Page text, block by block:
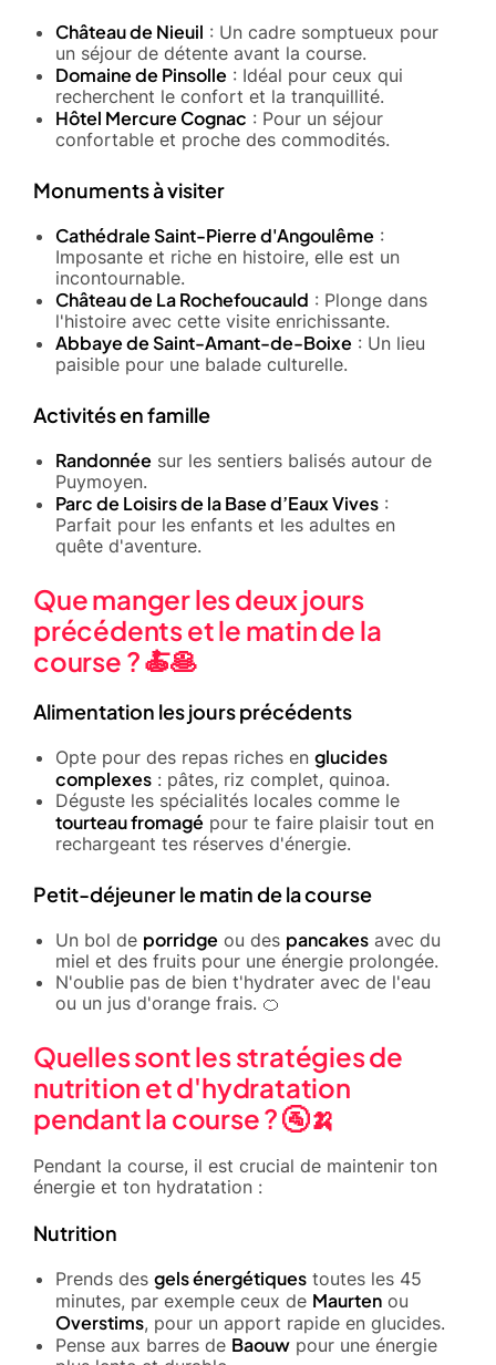
Château de Nieuil : Un cadre somptueux pour
un séjour de détente avant la course.
Domaine de Pinsolle : Idéal pour ceux qui
recherchent le confort et la tranquillité.
Hôtel Mercure Cognac : Pour un séjour
confortable et proche des commodités.
Monuments à visiter
Cathédrale Saint-Pierre d'Angoulême :
Imposante et riche en histoire, elle est un
incontournable.
Château de La Rochefoucauld : Plonge dans
l'histoire avec cette visite enrichissante.
Abbaye de Saint-Amant-de-Boixe : Un lieu
paisible pour une balade culturelle.
Activités en famille
Randonnée sur les sentiers balisés autour de
Puymoyen.
Parc de Loisirs de la Base d’Eaux Vives :
Parfait pour les enfants et les adultes en
quête d'aventure.
Que manger les deux jours
précédents et le matin de la
course ? 🍝🥞
Alimentation les jours précédents
Opte pour des repas riches en glucides
complexes : pâtes, riz complet, quinoa.
Déguste les spécialités locales comme le
tourteau fromagé pour te faire plaisir tout en
rechargeant tes réserves d'énergie.
Petit-déjeuner le matin de la course
Un bol de porridge ou des pancakes avec du
miel et des fruits pour une énergie prolongée.
N'oublie pas de bien t'hydrater avec de l'eau
ou un jus d'orange frais. 🍊
Quelles sont les stratégies de
nutrition et d'hydratation
pendant la course ? 🚰🍌
Pendant la course, il est crucial de maintenir ton
énergie et ton hydratation :
Nutrition
Prends des gels énergétiques toutes les 45
minutes, par exemple ceux de Maurten ou
Overstims, pour un apport rapide en glucides.
Pense aux barres de Baouw pour une énergie